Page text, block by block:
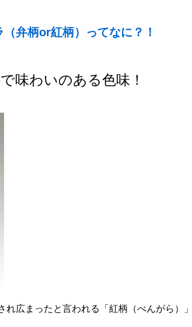
弁柄or紅柄）ってなに？！
味わいのある色味！
広まったと言われる「紅柄（べんがら）」